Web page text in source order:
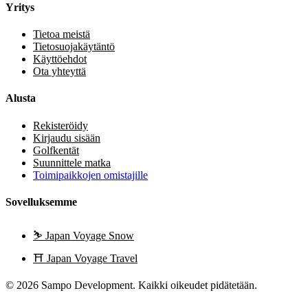
Yritys
Tietoa meistä
Tietosuojakäytäntö
Käyttöehdot
Ota yhteyttä
Alusta
Rekisteröidy
Kirjaudu sisään
Golfkentät
Suunnittele matka
Toimipaikkojen omistajille
Sovelluksemme
⛷️ Japan Voyage Snow
⛩️ Japan Voyage Travel
© 2026 Sampo Development. Kaikki oikeudet pidätetään.